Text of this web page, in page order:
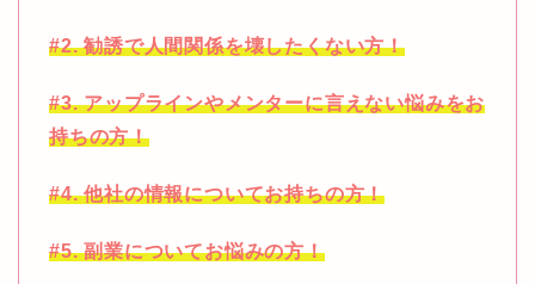
#2. 勧誘で人間関係を壊したくない方！
#3. アップラインやメンターに言えない悩みをお
持ちの方！
#4. 他社の情報についてお持ちの方！
#5. 副業についてお悩みの方！